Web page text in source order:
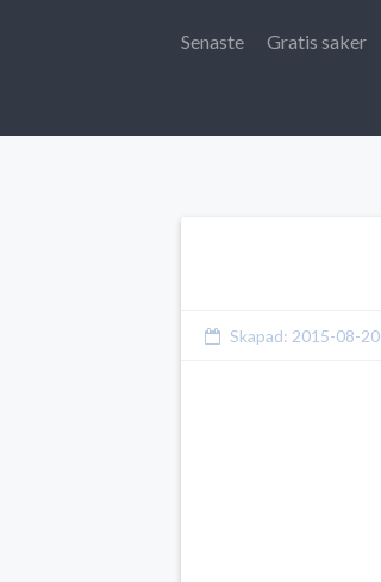
Senaste Gratis saker
Skapad: 2015-08-20